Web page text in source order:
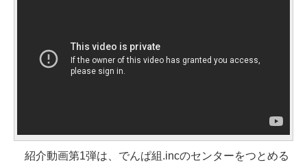
紹介動画第1弾は、でんぱ組.incのセンターをつとめる